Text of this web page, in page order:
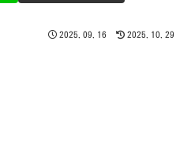
2025.09.16 2025.10.29